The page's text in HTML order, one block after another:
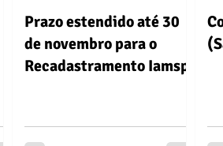
Prazo estendido até 30
de novembro para o
Recadastramento Iamspe